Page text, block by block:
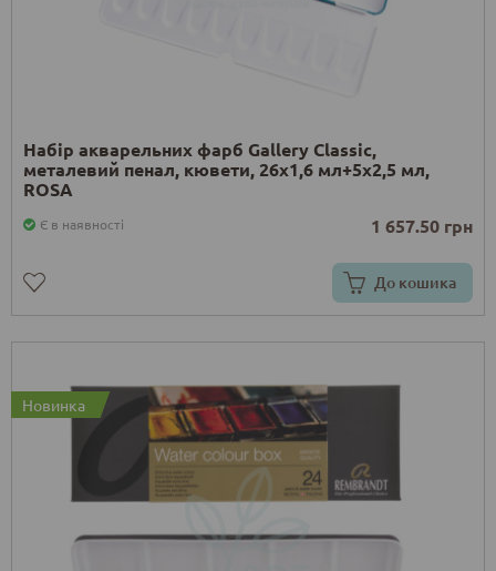
Набір акварельних фарб Gallery Classic,
металевий пенал, кювети, 26х1,6 мл+5х2,5 мл,
ROSA
Є в наявності 1 657.50 грн
До кошика
Новинка